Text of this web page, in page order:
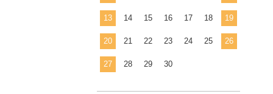
13 14 15 16 17 18 19
20 21 22 23 24 25 26
27 28 29 30